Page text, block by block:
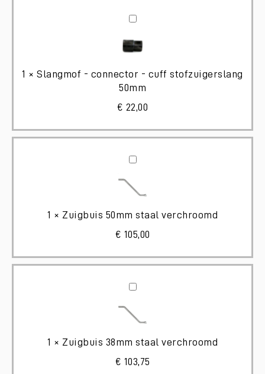
Slangmof
connector
cuff
stofzuigerslang
1 ×Slangmof - connector - cuff stofzuigerslang
50mm
€ 22,00
Zuigbuis
staal
1 × Zuigbuis 50mm staal verchroomd
€ 105,00
Zuigbuis
staal
1 × Zuigbuis 38mm staal verchroomd
€ 103,75